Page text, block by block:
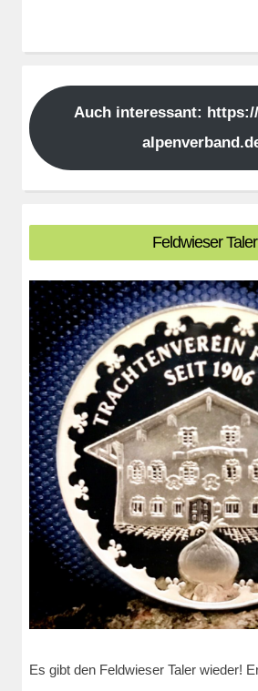
Auch interessant:
Feldwieser Taler
Es gibt den Feldwieser Taler wieder!